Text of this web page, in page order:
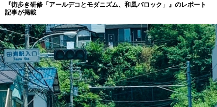
『街歩き研修「アールデコとモダニズム、和風バロック」』のレポート
記事が掲載